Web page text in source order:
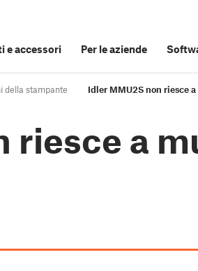
e accessori Per le aziende
della stampante Idler MMU2S non riesce
riesce a